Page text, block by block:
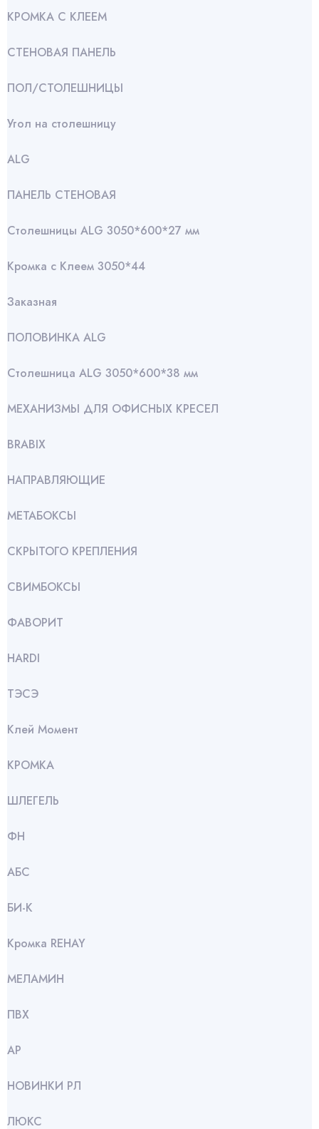
КРОМКА С КЛЕЕМ
СТЕНОВАЯ ПАНЕЛЬ
ПОЛ/СТОЛЕШНИЦЫ
Угол на столешницу
АLG
ПАНЕЛЬ СТЕНОВАЯ
Столешницы ALG 3050*600*27 мм
Кромка с Клеем 3050*44
Заказная
ПОЛОВИНКА ALG
Столешница ALG 3050*600*38 мм
МЕХАНИЗМЫ ДЛЯ ОФИСНЫХ КРЕСЕЛ
BRABIX
НАПРАВЛЯЮЩИЕ
МЕТАБОКСЫ
СКРЫТОГО КРЕПЛЕНИЯ
СВИМБОКСЫ
ФАВОРИТ
HARDI
ТЭСЭ
Клей Момент
КРОМКА
ШЛЕГЕЛЬ
ФН
АБС
БИ-К
Кромка REHAY
МЕЛАМИН
ПВХ
АР
НОВИНКИ РЛ
ЛЮКС